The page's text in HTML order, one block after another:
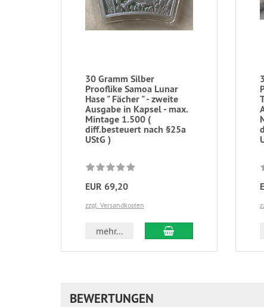
30 Gramm Silber
Prooflike Samoa Lunar
Hase " Fächer " - zweite
Ausgabe in Kapsel - max.
Mintage 1.500 (
diff.besteuert nach §25a
UStG )
EUR 69,20
zzgl. Versandkosten
mehr... In den Warenkorb
BEWERTUNGEN